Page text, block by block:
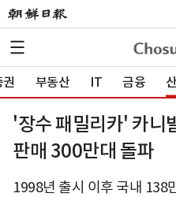
부동산 IT 금융
'장수 패밀리카' 카니
판매 300만대 돌파
1998년 출시 이후 국내 138